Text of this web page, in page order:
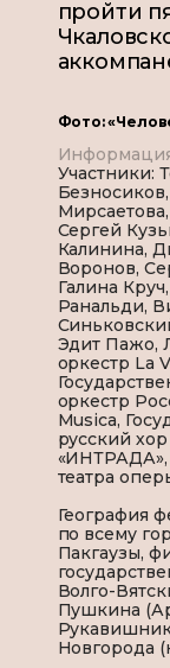
пройти
Фото:
Участники:
Сергей
Калинина,
Воронов,
Галина
Ранальди,
Эдит Пажо,
оркестр La
оркестр
Musica,
русский
«ИНТРАДА»,
театра
География
по всему
Пакгаузы,
Волго-
Пушкина
Новгорода